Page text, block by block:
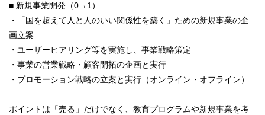
■ 新規事業開発（0→1）
・「国を超えて人と人のいい関係性を築く」ための新規事業の企
画立案
・ユーザーヒアリング等を実施し、事業戦略策定
・事業の営業戦略・顧客開拓の企画と実行
・プロモーション戦略の立案と実行（オンライン・オフライン）
ポイントは「売る」だけでなく、教育プログラムや新規事業を考